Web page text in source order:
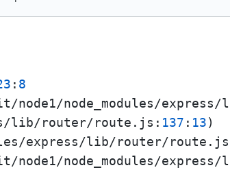
: 8
node1/node_modules/
lib/router/route. js : 137 : 13)
express/lib/router/route. js
node1/node_modules/